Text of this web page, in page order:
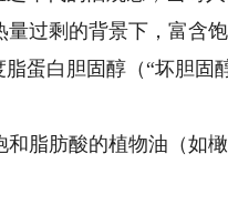
过剩的背景下，富含
蛋白胆固醇（“坏胆固
脂肪酸的植物油（如